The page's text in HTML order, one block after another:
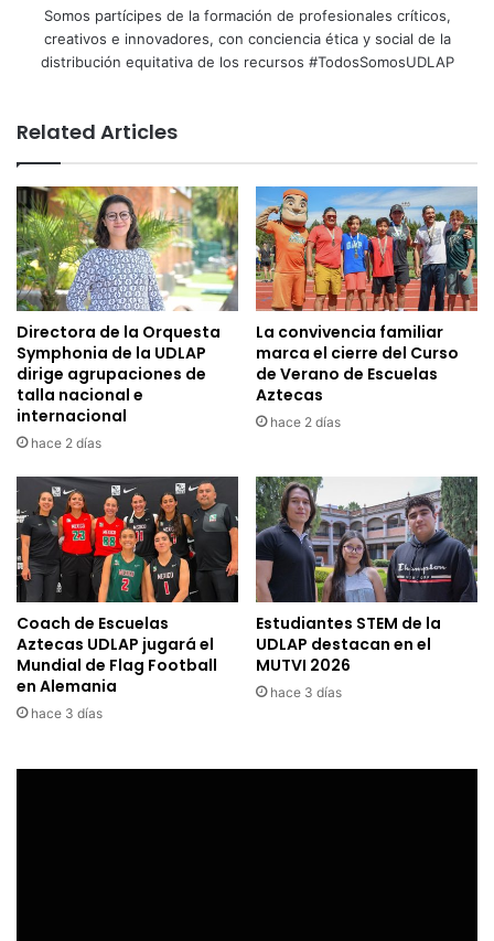
Somos partícipes de la formación de profesionales críticos,
creativos e innovadores, con conciencia ética y social de la
distribución equitativa de los recursos #TodosSomosUDLAP
Related Articles
Directora de la Orquesta
Symphonia de la UDLAP
dirige agrupaciones de
talla nacional e
internacional
hace 2 días
La convivencia familiar
marca el cierre del Curso
de Verano de Escuelas
Aztecas
hace 2 días
Coach de Escuelas
Aztecas UDLAP jugará el
Mundial de Flag Football
en Alemania
hace 3 días
Estudiantes STEM de la
UDLAP destacan en el
MUTVI 2026
hace 3 días